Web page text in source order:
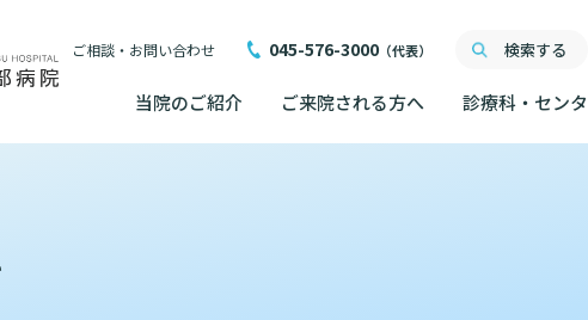
ご相談・お問い合わせ 045-576-3000 （代表） 検索する
当院のご紹介 ご来院される方へ 診療科・セン